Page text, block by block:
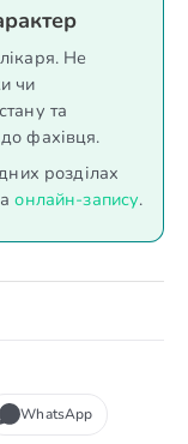
Не
чи
та
фахівця.
розділах
онлайн-запису.
WhatsApp